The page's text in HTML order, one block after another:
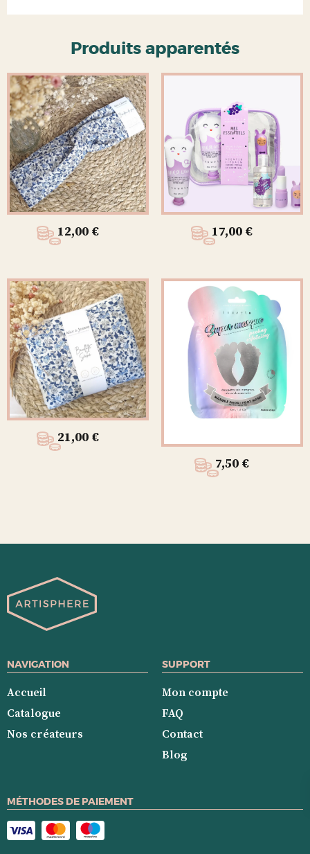
Produits apparentés
12,00 € 17,00 €
21,00 €
7,50 €
NAVIGATION
Accueil
Catalogue
Nos créateurs
SUPPORT
Mon compte
FAQ
Contact
Blog
MÉTHODES DE PAIEMENT